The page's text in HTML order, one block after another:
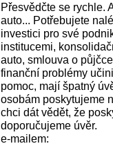
Přesvědčte se rychle.
auto... Potřebujete
investici pro své
institucemi,
auto, smlouva o
finanční problémy
pomoc, mají špatný
osobám poskytujeme
chci dát vědět, že
doporučujeme úvěr.
e-mailem: